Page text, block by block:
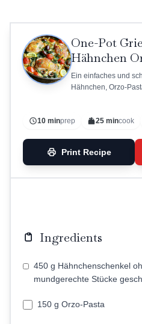
One-Pot
Hähnchen
Ein einfaches und
Hähnchen, Orzo-
10 minprep 25 mincook
Print Recipe
Ingredients
450 g Hähnchenschenkel
mundgerechte Stücke
150 g Orzo-Pasta